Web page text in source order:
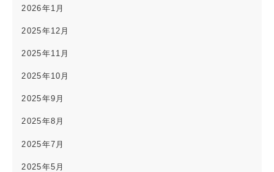
2026年1月
2025年12月
2025年11月
2025年10月
2025年9月
2025年8月
2025年7月
2025年5月